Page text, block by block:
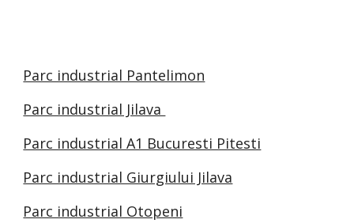
Parc industrial Pantelimon
Parc industrial Jilava
Parc industrial A1 Bucuresti Pitesti
Parc industrial Giurgiului Jilava
Parc industrial Otopeni